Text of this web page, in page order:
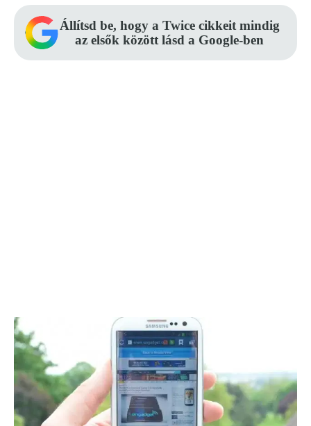
Állítsd be, hogy a Twice cikkeit mindig
az elsők között lásd a Google-ben